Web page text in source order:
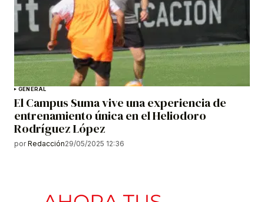
GENERAL
El Campus Suma vive una experiencia de
entrenamiento única en el Heliodoro
Rodríguez López
por Redacción29/05/2025 12:36